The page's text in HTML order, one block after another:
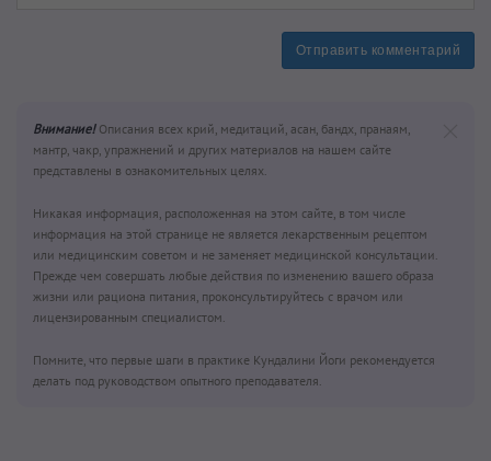
Отправить комментарий
Внимание!Описания всех крий, медитаций, асан, бандх, пранаям,
мантр, чакр, упражнений и других материалов на нашем сайте
представлены в ознакомительных целях.
Никакая информация, расположенная на этом сайте, в том числе
информация на этой странице не является лекарственным рецептом
или медицинским советом и не заменяет медицинской консультации.
Прежде чем совершать любые действия по изменению вашего образа
жизни или рациона питания, проконсультируйтесь с врачом или
лицензированным специалистом.
Помните, что первые шаги в практике Кундалини Йоги рекомендуется
делать под руководством опытного преподавателя.